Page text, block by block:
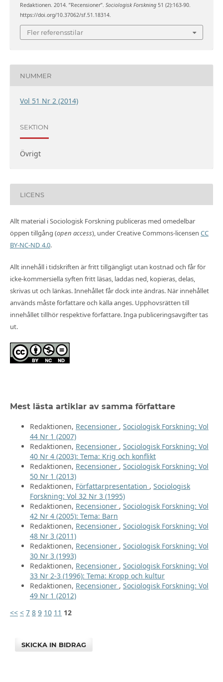
Redaktionen. 2014. ”Recensioner”. Sociologisk Forskning51 (2):163-90.
https://doi.org/10.37062/sf.51.18314.
Fler referensstilar
NUMMER
Vol 51 Nr 2 (2014)
SEKTION
Övrigt
LICENS
Allt material i Sociologisk Forskning publiceras med omedelbar
öppen tillgång (open access), under Creative Commons-licensen CC
BY-NC-ND 4.0.
Allt innehåll i tidskriften är fritt tillgängligt utan kostnad och får för
icke-kommersiella syften fritt läsas, laddas ned, kopieras, delas,
skrivas ut och länkas. Innehållet får dock inte ändras. När innehållet
används måste författare och källa anges. Upphovsrätten till
innehållet tillhör respektive författare. Inga publiceringsavgifter tas
ut.
Mest lästa artiklar av samma författare
Redaktionen, Recensioner , Sociologisk Forskning: Vol
44 Nr 1 (2007)
Redaktionen, Recensioner , Sociologisk Forskning: Vol
40 Nr 4 (2003): Tema: Krig och konflikt
Redaktionen, Recensioner , Sociologisk Forskning: Vol
50 Nr 1 (2013)
Redaktionen, Författarpresentation , Sociologisk
Forskning: Vol 32 Nr 3 (1995)
Redaktionen, Recensioner , Sociologisk Forskning: Vol
42 Nr 4 (2005): Tema: Barn
Redaktionen, Recensioner , Sociologisk Forskning: Vol
48 Nr 3 (2011)
Redaktionen, Recensioner , Sociologisk Forskning: Vol
30 Nr 3 (1993)
Redaktionen, Recensioner , Sociologisk Forskning: Vol
33 Nr 2-3 (1996): Tema: Kropp och kultur
Redaktionen, Recensioner , Sociologisk Forskning: Vol
49 Nr 1 (2012)
<< < 7 8 9 10 11 12
SKICKA IN BIDRAG